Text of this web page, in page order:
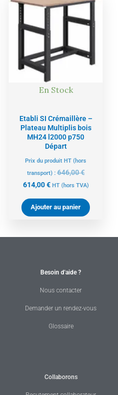
En Stock
Etabli SI Crémaillère –
Plateau Multiplis bois
MH24 l2000 p750
Départ
Prix du produit HT (hors
transport) :646,00€
prix
était :
614,00€
prix
actuel
HT (hors TVA)
Ajouter au panier
Besoin d'aide ?
Nous contacter
Demander un rendez-vous
Glossaire
Collaborons